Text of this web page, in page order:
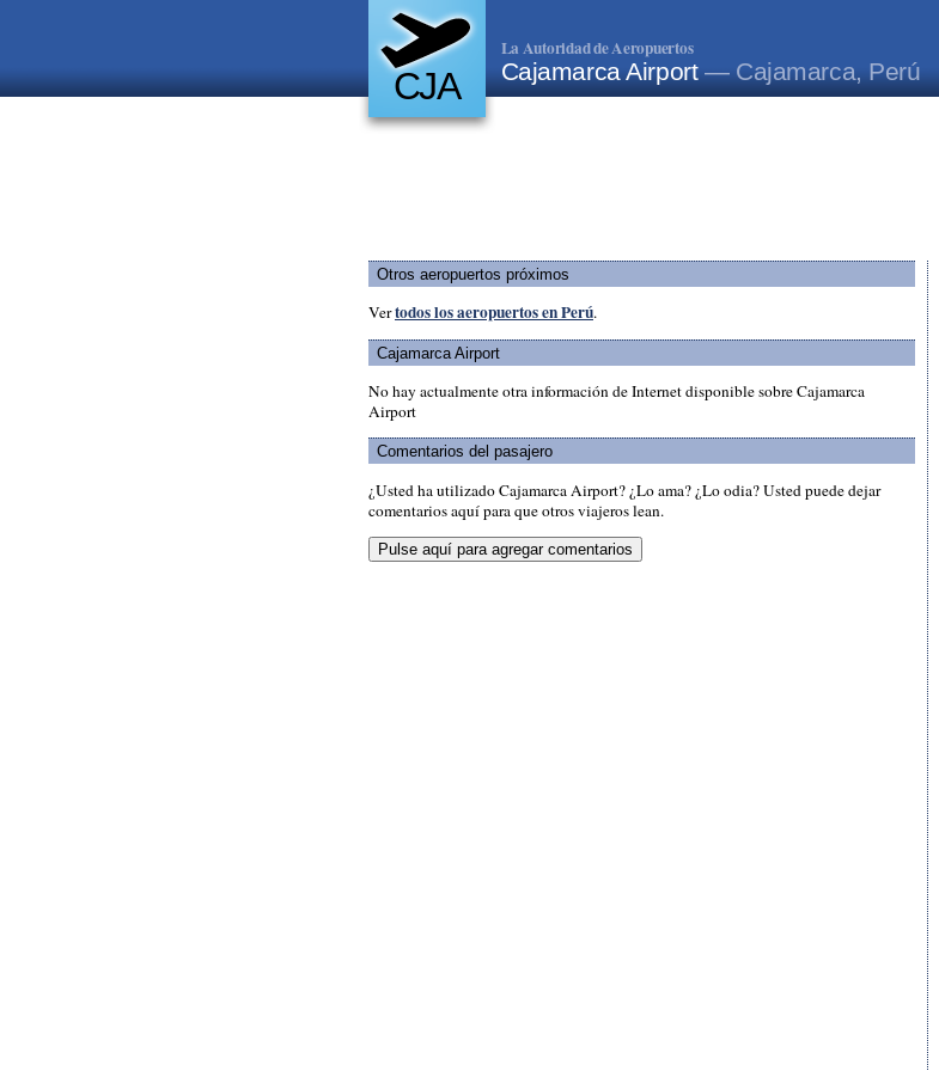
CJA
La Autoridad de Aeropuertos
Cajamarca Airport— Cajamarca, Perú
Otros aeropuertos próximos
Vertodos los aeropuertos en Perú.
Cajamarca Airport
No hay actualmente otra información de Internet disponible sobre Cajamarca
Airport
Comentarios del pasajero
¿Usted ha utilizado Cajamarca Airport? ¿Lo ama? ¿Lo odia? Usted puede dejar
comentarios aquí para que otros viajeros lean.